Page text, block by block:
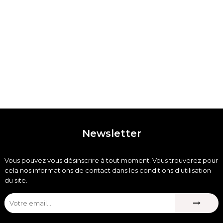
Newsletter
Vous pouvez vous désinscrire à tout moment. Vous trouverez pour
cela nos informations de contact dans les conditions d'utilisation
du site.